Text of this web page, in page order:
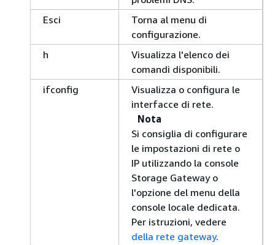
Esci
Torna al menu di
configurazione.
h
Visualizza l'elenco dei
comandi disponibili.
ifconfig
Visualizza o configura le
interfacce di rete.
Nota
Si consiglia di configurare
le impostazioni di rete o
IP utilizzando la console
Storage Gateway o
l'opzione del menu della
console locale dedicata.
Per istruzioni, vedere
della rete gateway.